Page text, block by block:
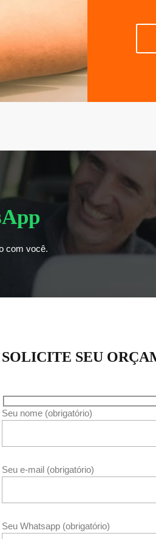
com você.
SOLICITE SEU
Seu nome (obrigatório)
Seu e-mail (obrigatório)
Seu Whatsapp (obrigatório)